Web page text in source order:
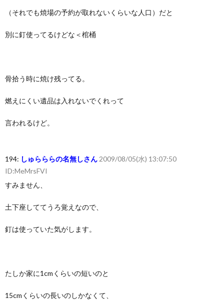
（それでも焼場の予約が取れないくらいな人口）だと
別に釘使ってるけどな＜棺桶
骨拾う時に焼け残ってる。
燃えにくい遺品は入れないでくれって
言われるけど。
194: しゅらららの名無しさん 2009/08/05(水) 13:07:50
ID:MeMrsFVI
すみません、
土下座しててうろ覚えなので、
釘は使っていた気がします。
たしか家に1cmくらいの短いのと
15cmくらいの長いのしかなくて、